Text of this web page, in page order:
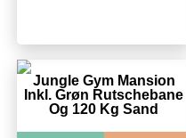
Jungle Gym Mansion
Inkl. Grøn Rutschebane
Og 120 Kg Sand